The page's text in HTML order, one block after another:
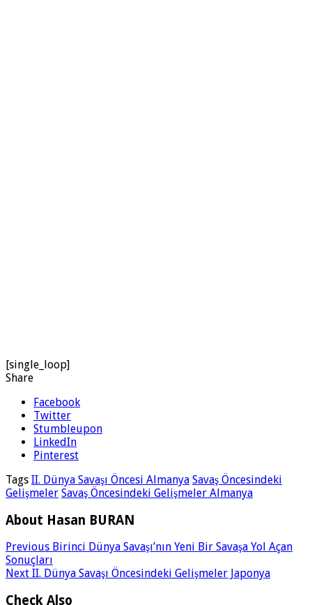
[single_loop]
Share
Facebook
Twitter
Stumbleupon
LinkedIn
Pinterest
Tags II. Dünya Savaşı Öncesi Almanya Savaş Öncesindeki
Gelişmeler Savaş Öncesindeki Gelişmeler Almanya
About Hasan BURAN
Previous Birinci Dünya Savaşı’nın Yeni Bir Savaşa Yol Açan
Sonuçları
Next II. Dünya Savaşı Öncesindeki Gelişmeler Japonya
Check Also